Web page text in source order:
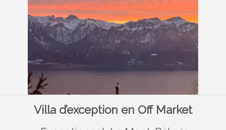
Villa d’exception en Off Market